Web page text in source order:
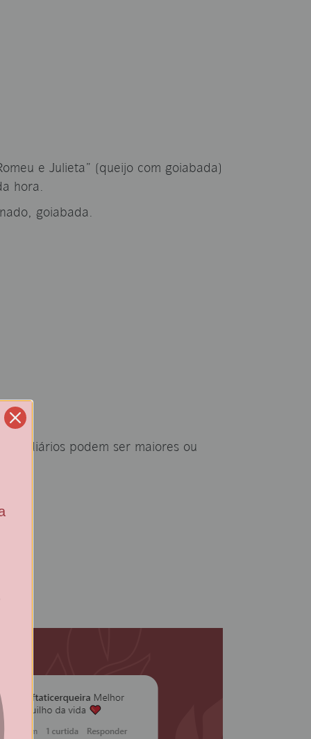
e Julieta” (queijo com goiabada)
hora.
goiabada.
diários podem ser maiores ou